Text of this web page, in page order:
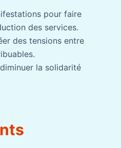
pour faire
des services.
des tensions entre
la solidarité